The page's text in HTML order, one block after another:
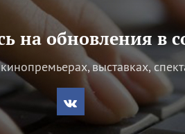
на обновления в
выставках,